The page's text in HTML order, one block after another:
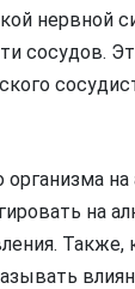
нервной
сосудов.
на
Также,